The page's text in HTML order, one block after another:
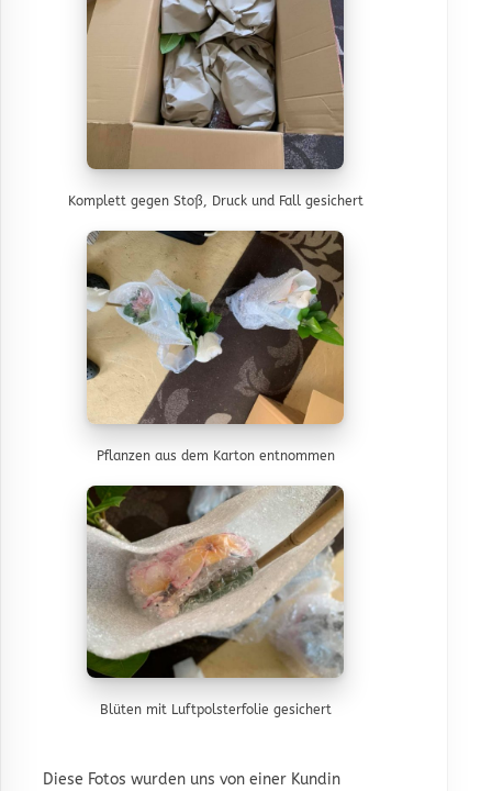
Komplett gegen Stoß, Druck und Fall gesichert
Pflanzen aus dem Karton entnommen
Blüten mit Luftpolsterfolie gesichert
Diese Fotos wurden uns von einer Kundin